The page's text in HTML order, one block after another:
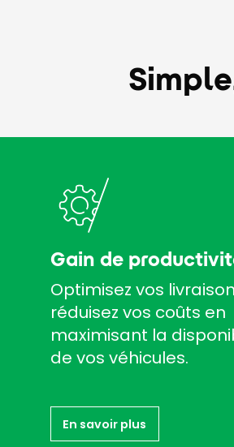
Gain de
Optimisez vos
réduisez vos coûts en
maximisant la
de vos véhicules.
En savoir plus